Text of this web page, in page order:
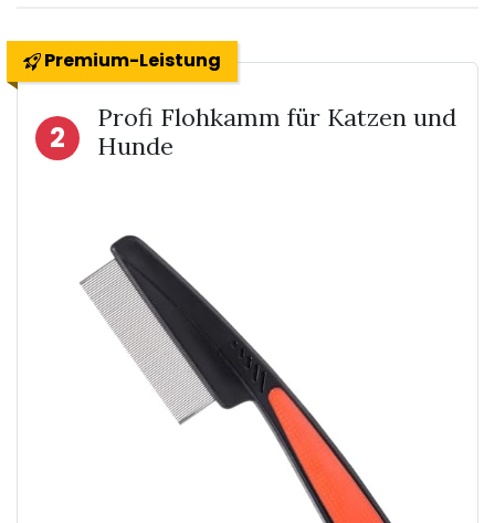
Premium-Leistung
2
Profi Flohkamm für Katzen und
Hunde